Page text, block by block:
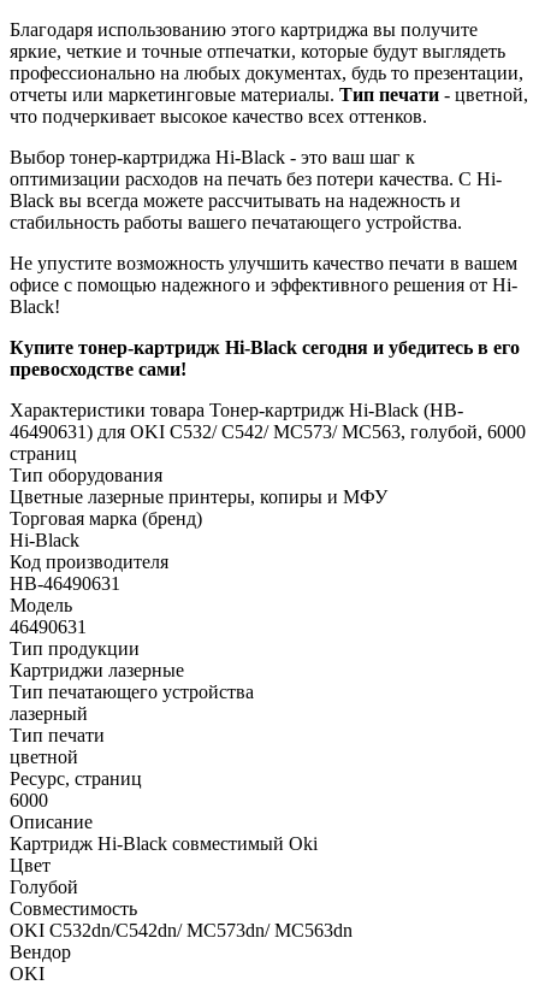
Благодаря использованию этого картриджа вы получите
яркие, четкие и точные отпечатки, которые будут выглядеть
профессионально на любых документах, будь то презентации,
отчеты или маркетинговые материалы. Тип печати - цветной,
что подчеркивает высокое качество всех оттенков.
Выбор тонер-картриджа Hi-Black - это ваш шаг к
оптимизации расходов на печать без потери качества. С Hi-
Black вы всегда можете рассчитывать на надежность и
стабильность работы вашего печатающего устройства.
Не упустите возможность улучшить качество печати в вашем
офисе с помощью надежного и эффективного решения от Hi-
Black!
Купите тонер-картридж Hi-Black сегодня и убедитесь в его
превосходстве сами!
Характеристики товара Тонер-картридж Hi-Black (HB-
46490631) для OKI C532/ C542/ MC573/ MC563, голубой, 6000
страниц
Тип оборудования
Цветные лазерные принтеры, копиры и МФУ
Торговая марка (бренд)
Hi-Black
Код производителя
HB-46490631
Модель
46490631
Тип продукции
Картриджи лазерные
Тип печатающего устройства
лазерный
Тип печати
цветной
Ресурс, страниц
6000
Описание
Картридж Hi-Black совместимый Oki
Цвет
Голубой
Совместимость
OKI C532dn/C542dn/ MC573dn/ MC563dn
Вендор
OKI